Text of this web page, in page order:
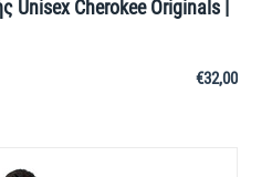
Unisex Cherokee Originals |
€32,00